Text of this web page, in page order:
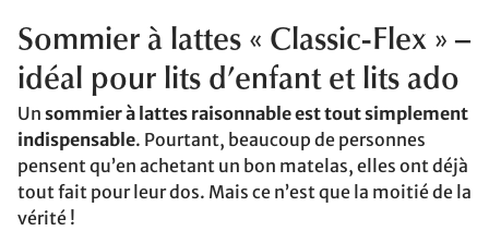
Sommier à lattes « Classic-Flex » –
idéal pour lits d’enfant et lits ado
Un sommier à lattes raisonnable est tout simplement
indispensable. Pourtant, beaucoup de personnes
pensent qu’en achetant un bon matelas, elles ont déjà
tout fait pour leur dos. Mais ce n’est que la moitié de la
vérité !